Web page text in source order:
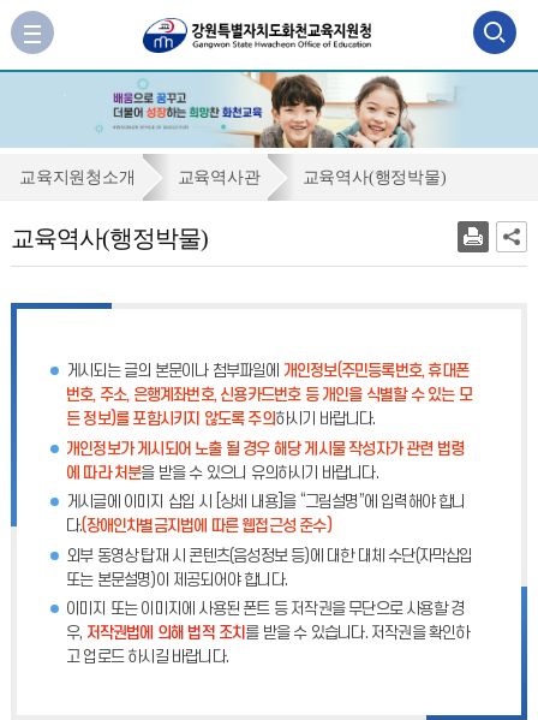
검
색
역
기
사
이
가
교
역
교육지원청소개 교육역사관 교육역사(행정박물)
교육역사(행정박물)
게시되는 글의 본문이나 첨부파일에 개인정보(주민등록번호, 휴대폰
번호, 주소, 은행계좌번호, 신용카드번호 등 개인을 식별할 수 있는 모
든 정보)를 포함시키지 않도록 주의하시기 바랍니다.
개인정보가 게시되어 노출 될 경우 해당 게시물 작성자가 관련 법령
에 따라 처분을 받을 수 있으니 유의하시기 바랍니다.
게시글에 이미지 삽입 시 [상세 내용]을 “그림설명”에 입력해야 합니
다.(장애인차별금지법에 따른 웹접근성 준수)
외부 동영상 탑재 시 콘텐츠(음성정보 등)에 대한 대체 수단(자막삽입
또는 본문설명)이 제공되어야 합니다.
이미지 또는 이미지에 사용된 폰트 등 저작권을 무단으로 사용할 경
우, 저작권법에 의해 법적 조치 를 받을 수 있습니다. 저작권을 확인하
고 업로드 하시길 바랍니다.